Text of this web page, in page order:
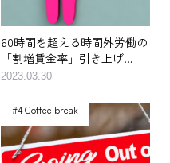
60時間を超える時間外労働の
「割増賃金率」引き上げ...
2023.03.30
#4 Coffee break